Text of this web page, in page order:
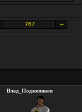
767
Влад_Поджевиков